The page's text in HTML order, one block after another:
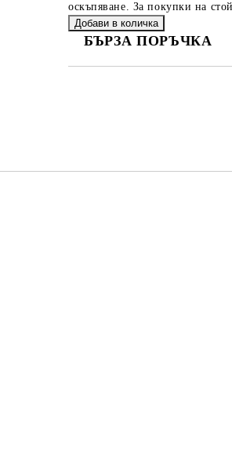
оскъпяване. За покупки на
БЪРЗА ПОРЪЧКА